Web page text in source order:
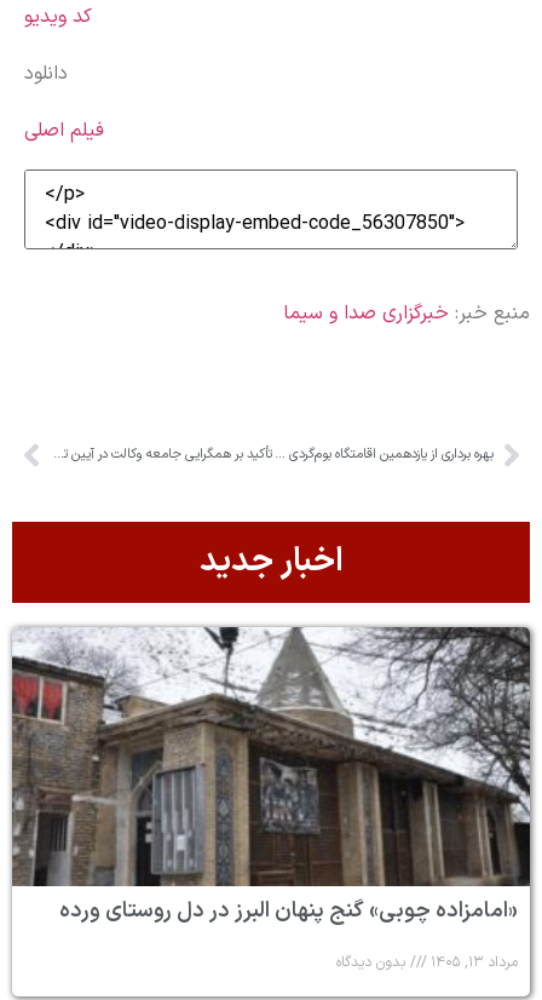
کد ویدیو
دانلود
فیلم اصلی
منبع خبر: خبرگزاری صدا و سیما
بهره برداری از یازدهمین اقامتگاه بوم‌گردی در روستای فشند تأکید بر همگرایی جامعه وکالت در آیین تجلیل از کارآموزان وکلای جوان
اخبار جدید
«امامزاده چوبی» گنج پنهان البرز در دل روستای ورده
مرداد ۱۳, ۱۴۰۵ بدون دیدگاه